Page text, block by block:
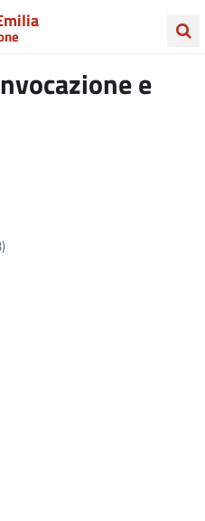
e